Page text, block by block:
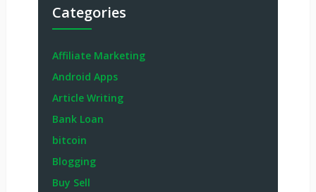
Categories
Affiliate Marketing
Android Apps
Article Writing
Bank Loan
bitcoin
Blogging
Buy Sell